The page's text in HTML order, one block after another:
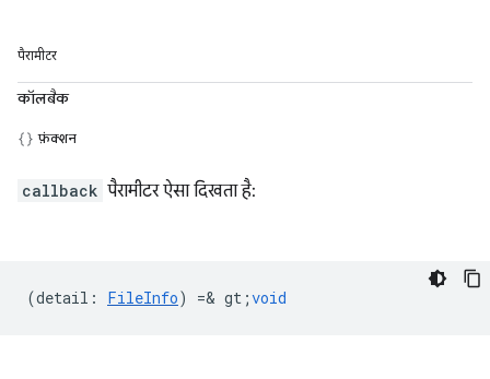
पैरामीटर
कॉलबैक
फ़ंक्शन
callback पैरामीटर ऐसा दिखता है:
(detail : FileInfo) =& gt;void